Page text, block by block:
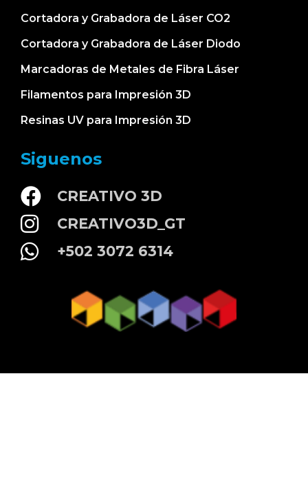
Cortadora y Grabadora de Láser CO2
Cortadora y Grabadora de Láser Diodo
Marcadoras de Metales de Fibra Láser
Filamentos para Impresión 3D
Resinas UV para Impresión 3D
Siguenos
CREATIVO 3D
CREATIVO3D_GT
+502 3072 6314